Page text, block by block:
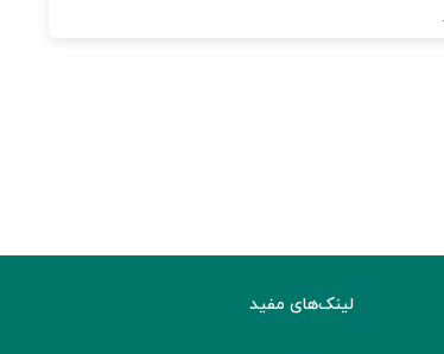
لینک‌های مفید